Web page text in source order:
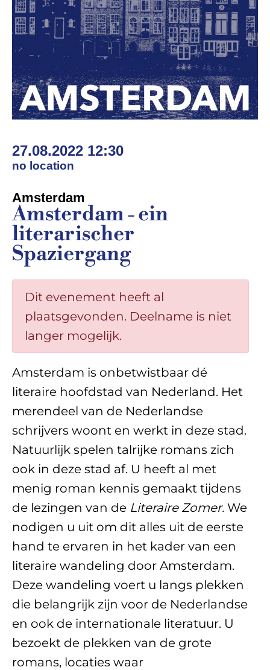
27.08.2022 12:30
no location
Amsterdam
Amsterdam - ein
literarischer
Spaziergang
Dit evenement heeft al
plaatsgevonden. Deelname is niet
langer mogelijk.
Amsterdam is onbetwistbaar dé
literaire hoofdstad van Nederland. Het
merendeel van de Nederlandse
schrijvers woont en werkt in deze stad.
Natuurlijk spelen talrijke romans zich
ook in deze stad af. U heeft al met
menig roman kennis gemaakt tijdens
de lezingen van de Literaire Zomer. We
nodigen u uit om dit alles uit de eerste
hand te ervaren in het kader van een
literaire wandeling door Amsterdam.
Deze wandeling voert u langs plekken
die belangrijk zijn voor de Nederlandse
en ook de internationale literatuur. U
bezoekt de plekken van de grote
romans, locaties waar